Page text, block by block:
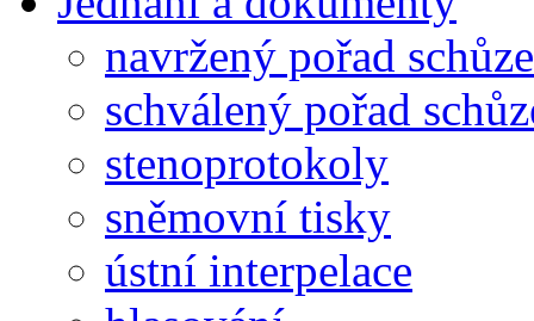
navržený pořad schůze
schválený pořad
stenoprotokoly
sněmovní tisky
ústní interpelace